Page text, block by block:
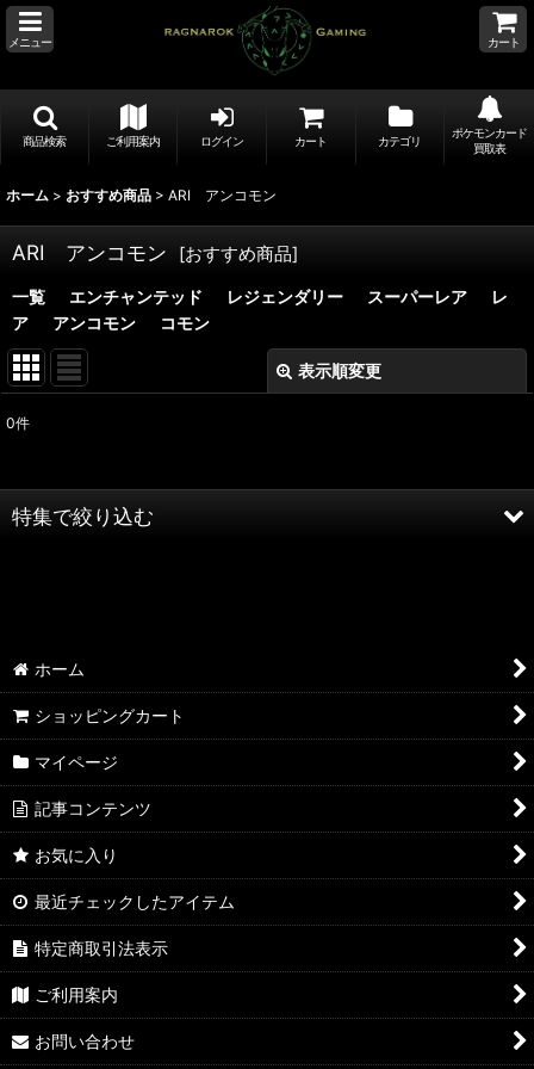
メニュー カート
商品検索 ご利用案内 ログイン カート カテゴリ
ポケモンカード
買取表
ホーム > おすすめ商品 > ARI アンコモン
ARI アンコモン [おすすめ商品]
一覧 エンチャンテッド レジェンダリー スーパーレア
レ
ア
アンコモン コモン
表示順変更
並び順 :
0件
特集で絞り込む
AQP2.0 その他
YUZ3.0 SSP/SP/SR
YUZ3.0 KR/R
YUZ3.0 U/C
YUZ3.0 その他
NEX3.0 SSP/SP/SR
NEX3.0 KR/R
ホーム
ショッピングカート
マイページ
記事コンテンツ
お気に入り
最近チェックしたアイテム
特定商取引法表示
ご利用案内
お問い合わせ